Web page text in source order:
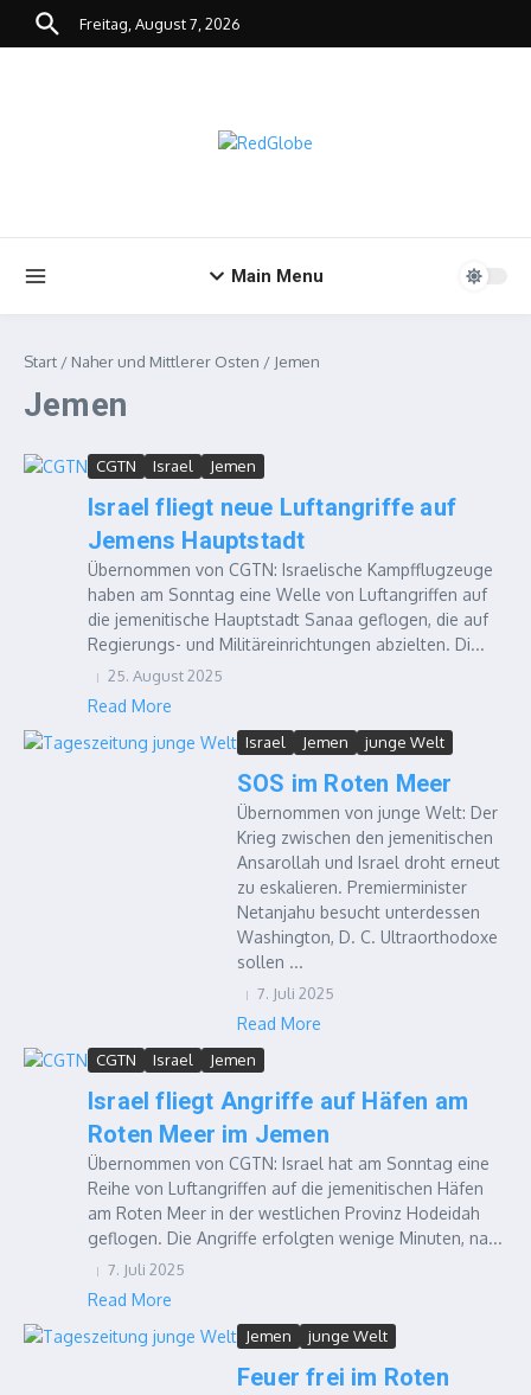
Zum Inhalt springen
Freitag, August 7, 2026
Main Menu
Start / Naher und Mittlerer Osten / Jemen
Jemen
CGTN Israel Jemen
Israel fliegt neue Luftangriffe auf
Jemens Hauptstadt
Übernommen von CGTN: Israelische Kampfflugzeuge
haben am Sonntag eine Welle von Luftangriffen auf
die jemenitische Hauptstadt Sanaa geflogen, die auf
Regierungs- und Militäreinrichtungen abzielten. Di...
25. August 2025
Read More
Israel Jemen junge Welt
SOS im Roten Meer
Übernommen von junge Welt: Der
Krieg zwischen den jemenitischen
Ansarollah und Israel droht erneut
zu eskalieren. Premierminister
Netanjahu besucht unterdessen
Washington, D. C. Ultraorthodoxe
sollen ...
7. Juli 2025
Read More
CGTN Israel Jemen
Israel fliegt Angriffe auf Häfen am
Roten Meer im Jemen
Übernommen von CGTN: Israel hat am Sonntag eine
Reihe von Luftangriffen auf die jemenitischen Häfen
am Roten Meer in der westlichen Provinz Hodeidah
geflogen. Die Angriffe erfolgten wenige Minuten, na...
7. Juli 2025
Read More
Jemen junge Welt
Feuer frei im Roten